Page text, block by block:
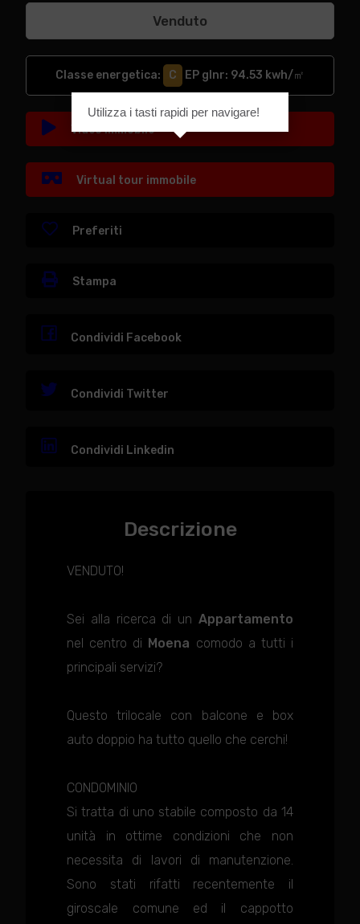
Venduto
Classe energetica: C EP glnr: 94.53 kwh/㎡
Video immobile
Virtual tour immobile
Preferiti
Stampa
Condividi Facebook
Condividi Twitter
Condividi Linkedin
Descrizione
VENDUTO!
Sei alla ricerca di un Appartamento
nel centro di Moena comodo a tutti i
principali servizi?
Questo trilocale con balcone e box
auto doppio ha tutto quello che cerchi!
CONDOMINIO
Si tratta di uno stabile composto da 14
unità in ottime condizioni che non
necessita di lavori di manutenzione.
Sono stati rifatti recentemente il
giroscale comune ed il cappotto
Utilizza i tasti rapidi per navigare!